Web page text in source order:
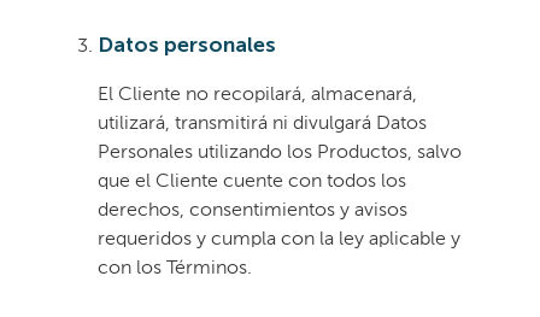
Datos personales
El Cliente no recopilará, almacenará,
utilizará, transmitirá ni divulgará Datos
Personales utilizando los Productos, salvo
que el Cliente cuente con todos los
derechos, consentimientos y avisos
requeridos y cumpla con la ley aplicable y
con los Términos.